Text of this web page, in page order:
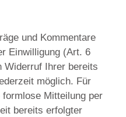
und Kommentare
Einwilligung (Art. 6
Widerruf Ihrer bereits
möglich. Für
Mitteilung per
bereits erfolgter